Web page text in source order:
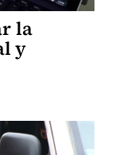
la
y